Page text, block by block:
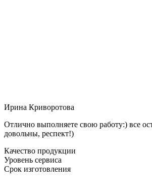
Ирина Криворотова
Отлично выполняете свою работу:) все
довольны, респект!)
Качество продукции
Уровень сервиса
Срок изготовления